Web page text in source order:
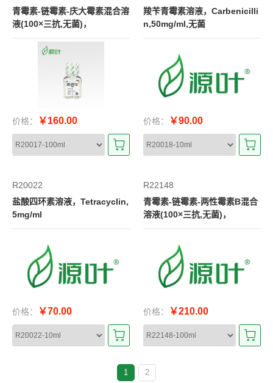
青霉素-链霉素-庆大霉素混合溶
液(100×三抗,无菌)，
价格： ￥160.00
羧苄青霉素溶液，Carbenicilli
n,50mg/ml,无菌
价格： ￥90.00
R20022
盐酸四环素溶液，Tetracyclin,
5mg/ml
价格： ￥70.00
R22148
青霉素-链霉素-两性霉素B混合
溶液(100×三抗,无菌)，
价格： ￥210.00
1 2